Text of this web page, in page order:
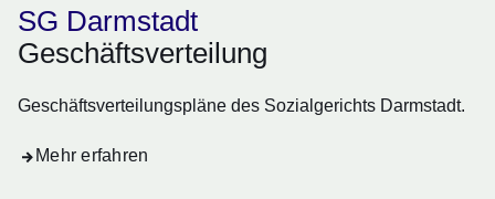
SG Darmstadt
Geschäftsverteilung
Geschäftsverteilungspläne des Sozialgerichts Darmstadt.
Mehr erfahren